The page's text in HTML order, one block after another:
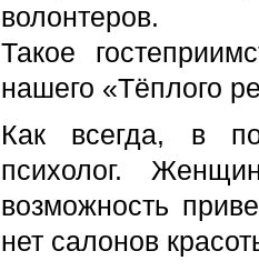
волонтеров.
Такое
нашего «Тёплого
Как всегда, в
психолог.
возможность
нет салонов